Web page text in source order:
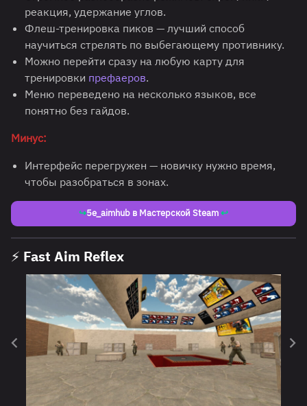
реакция, удержание углов.
Флеш-тренировка пиков — лучший способ
научиться стрелять по выбегающему противнику.
Можно перейти сразу на любую карту для
тренировки префаеров.
Меню переведено на несколько языков, все
понятно без гайдов.
Минус:
Интерфейс перегружен — новичку нужно время,
чтобы разобраться в зонах.
↪5e_aimhub в Мастерской Steam↩
⚡ Fast Aim Reflex